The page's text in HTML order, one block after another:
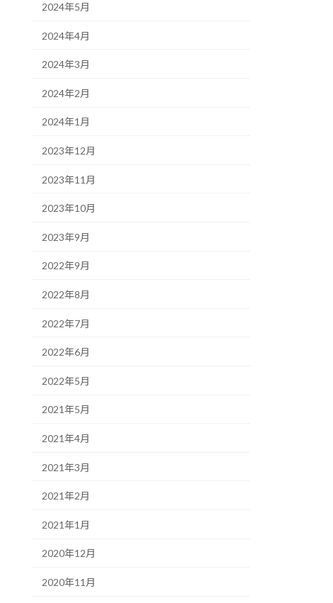
2024年5月
2024年4月
2024年3月
2024年2月
2024年1月
2023年12月
2023年11月
2023年10月
2023年9月
2022年9月
2022年8月
2022年7月
2022年6月
2022年5月
2021年5月
2021年4月
2021年3月
2021年2月
2021年1月
2020年12月
2020年11月